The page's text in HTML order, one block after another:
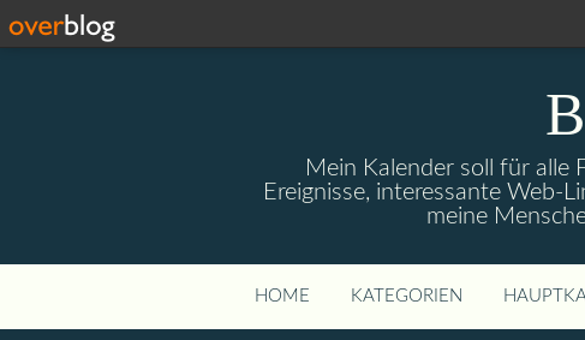
Mein Kalender soll für alle
Ereignisse, interessante Web-
meine
HOME KATEGORIEN